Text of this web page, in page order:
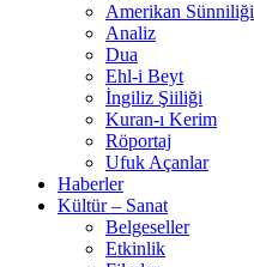
Amerikan Sünniliği
Analiz
Dua
Ehl-i Beyt
İngiliz Şiiliği
Kuran-ı Kerim
Röportaj
Ufuk Açanlar
Haberler
Kültür – Sanat
Belgeseller
Etkinlik